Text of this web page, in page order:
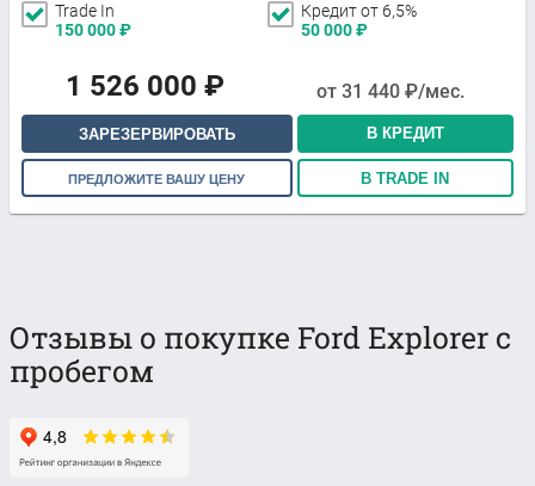
Trade In
150 000₽
Кредит от 6,5%
50 000₽
1 526 000 ₽ от 31 440 ₽/мес.
ЗАРЕЗЕРВИРОВАТЬ В КРЕДИТ
ПРЕДЛОЖИТЕ ВАШУ ЦЕНУ В TRADE IN
Отзывы о покупке Ford Explorer с
пробегом